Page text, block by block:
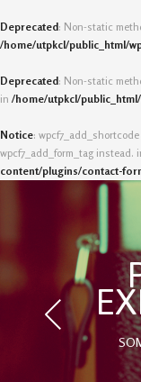
Deprecated: Non-static
/home/utpkcl/public_html/
Deprecated: Non-static
in /home/utpkcl/
Notice: wpcf7_add_shortcode
wpcf7_add_form_tag instead.
content/plugins/contact-